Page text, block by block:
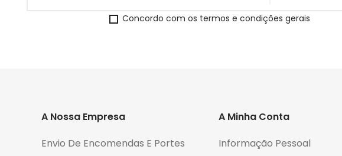
Concordo com os termos e condições gerais
A Nossa Empresa
Envio De Encomendas E Portes
A Minha Conta
Informação Pessoal